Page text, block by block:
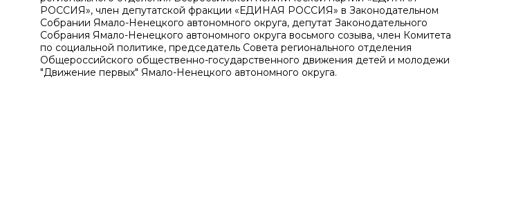
РОССИЯ», член депутатской фракции «ЕДИНАЯ РОССИЯ» в Законодательном
Собрании Ямало-Ненецкого автономного округа, депутат Законодательного
Собрания Ямало-Ненецкого автономного округа восьмого созыва, член Комитета
по социальной политике, председатель Совета регионального отделения
Общероссийского общественно-государственного движения детей и молодежи
"Движение первых" Ямало-Ненецкого автономного округа.